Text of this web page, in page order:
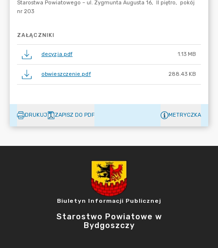
ZAŁĄCZNIKI
decyzja.pdf 1.13 MB
obwieszczenie.pdf 288.43 KB
DRUKUJ ZAPISZ DO PDF METRYCZKA
Biuletyn Informacji Publicznej
Starostwo Powiatowe w
Bydgoszczy